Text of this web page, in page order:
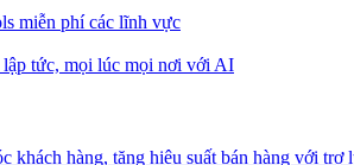
miễn phí các lĩnh vực
lập tức, mọi lúc mọi nơi với AI
khách hàng, tăng hiệu suất bán hàng với trợ